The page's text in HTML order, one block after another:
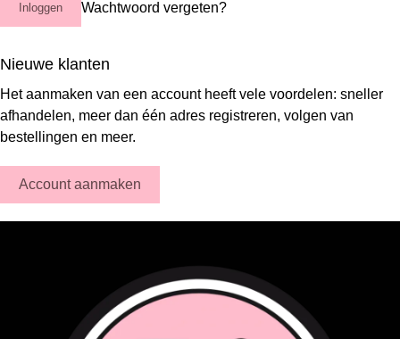
Inloggen Wachtwoord vergeten?
Nieuwe klanten
Het aanmaken van een account heeft vele voordelen: sneller
afhandelen, meer dan één adres registreren, volgen van
bestellingen en meer.
Account aanmaken